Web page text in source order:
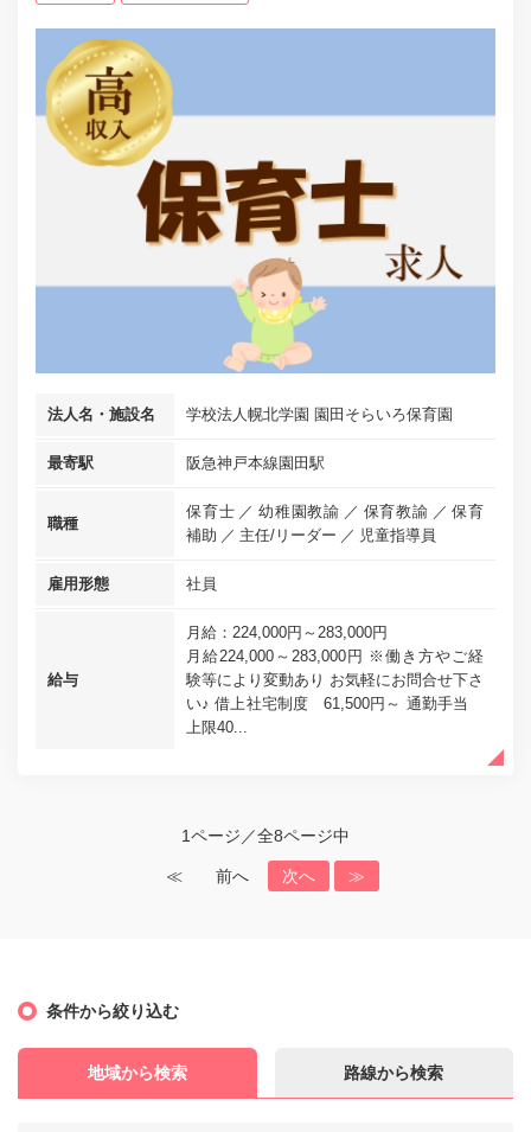
法人名・施設名 学校法人幌北学園 園田そらいろ保育園
最寄駅 阪急神戸本線園田駅
職種
保育士 幼稚園教諭 保育教諭
保育
補助
主任/リーダー 児童指導員
雇用形態 社員
給与
月給：224,000円～283,000円
月給224,000～283,000円 ※働き方やご経
験等により変動あり お気軽にお問合せ下さ
い♪ 借上社宅制度 61,500円～ 通勤手当
上限40...
1ページ／全8ページ中
≪ 前へ 次へ ≫
条件から絞り込む
地域から検索 路線から検索